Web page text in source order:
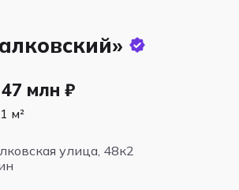
млн ₽
м²
улица, 48к2